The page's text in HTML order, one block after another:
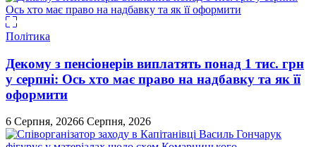
Політика
Декому з пенсіонерів виплатять понад 1 тис. грн
у серпні: Ось хто має право на надбавку та як її
оформити
6 Серпня, 20266 Серпня, 2026